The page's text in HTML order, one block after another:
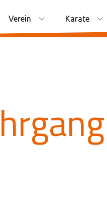
Verein Karate